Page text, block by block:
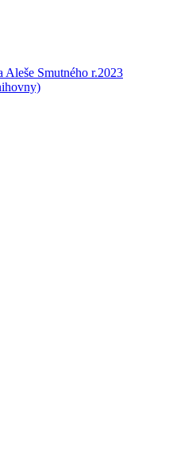
Aleše Smutného r.2023